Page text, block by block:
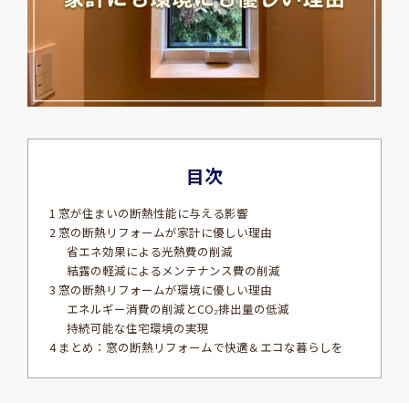
目次
1 窓が住まいの断熱性能に与える影響
2 窓の断熱リフォームが家計に優しい理由
省エネ効果による光熱費の削減
結露の軽減によるメンテナンス費の削減
3 窓の断熱リフォームが環境に優しい理由
エネルギー消費の削減とCO₂排出量の低減
持続可能な住宅環境の実現
4 まとめ：窓の断熱リフォームで快適＆エコな暮らしを